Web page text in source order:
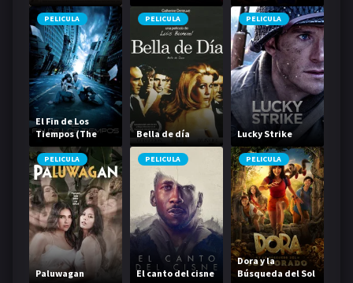
PELICULA
El Fin de Los
Tiempos (The
Happening)
PELICULA
Bella de día
PELICULA
Lucky Strike
PELICULA
Paluwagan
PELICULA
El canto del cisne
PELICULA
Dora y la
Búsqueda del Sol